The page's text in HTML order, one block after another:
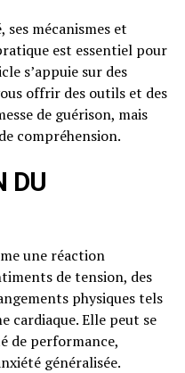
ses mécanismes et
est essentiel pour
s’appuie sur des
offrir des outils et des
de guérison, mais
compréhension.
DU
une réaction
de tension, des
physiques tels
cardiaque. Elle peut se
de performance,
généralisée.